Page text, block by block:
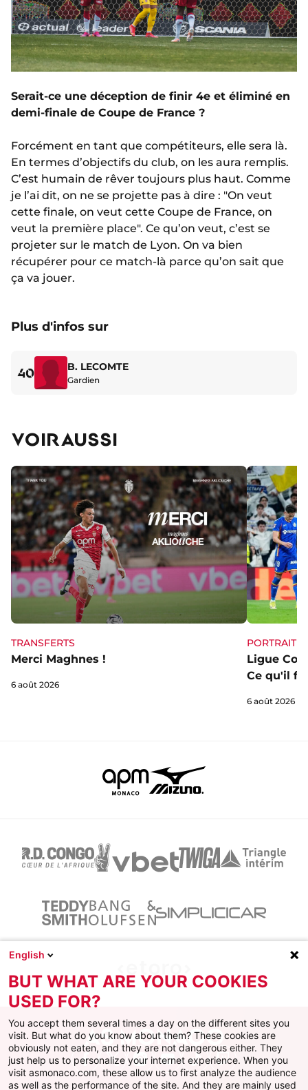
Serait-ce une déception de finir 4e et éliminé en
demi-finale de Coupe de France ?
Forcément en tant que compétiteurs, elle sera là.
En termes d’objectifs du club, on les aura remplis.
C’est humain de rêver toujours plus haut. Comme
je l’ai dit, on ne se projette pas à dire : "On veut
cette finale, on veut cette Coupe de France, on
veut la première place". Ce qu’on veut, c’est se
projeter sur le match de Lyon. On va bien
récupérer pour ce match-là parce qu’on sait que
ça va jouer.
Plus d'infos sur
40 B. LECOMTE
Gardien
VOIR AUSSI
TRANSFERTS
Merci Maghnes !
6 août 2026
PORTRAIT
Ligue
Ce qu'il
6 août 2026
Facebook
X Instagram
YoutubeTikTokTwitch
English
BUT WHAT ARE YOUR COOKIES
USED FOR?
You accept them several times a day on the different sites you
visit. But what do you know about them? These cookies are
obviously not eaten, and they are not dangerous either. They
just help us to personalize your internet experience. When you
visit asmonaco.com, these allow us to first analyze the audience
as well as the performance of the site. And they are mainly used